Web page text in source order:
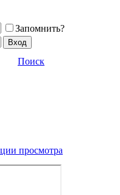
Запомнить?
Поиск
просмотра